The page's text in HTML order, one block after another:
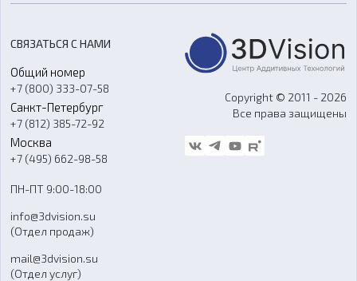
Оборудование и материалы для вакуумного литья
Аксессуары и прочее оборудование
Программное обеспечение
Ремонт и услуги
О компании
Контакты
Гос. закупки
Стать дилером
Блог
FAQ
СВЯЗАТЬСЯ С НАМИ
Общий номер
+7 (800) 333-07-58
Санкт-Петербург
+7 (812) 385-72-92
Москва
+7 (495) 662-98-58
ПН-ПТ 9:00-18:00
info@3dvision.su
(Отдел продаж)
mail@3dvision.su
(Отдел услуг)
Copyright © 2011 - 2026
Все права защищены